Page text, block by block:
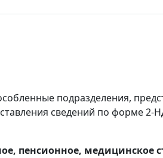
подразделения,
сведений по форме
пенсионное, медицинское